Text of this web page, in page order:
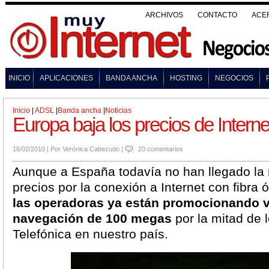
ARCHIVOS CONTACTO
INICIO APLICACIONES BANDA ANCHA HOSTING NEGOCIOS
Inicio ADSL Banda ancha Noticias
Europa baja los precios de
16/02/2010 | Por Verónica Cabezudo | 20 comentarios
Aunque a España todavía no han llegado la
precios por la conexión a Internet con fibra
las operadoras ya están promocionando
navegación de 100 megas por la mitad de
Telefónica en nuestro país.